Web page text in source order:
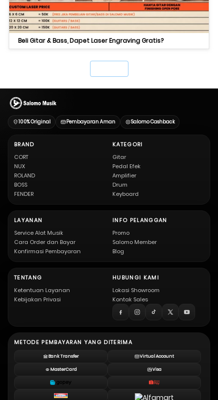
Beli Gitar & Bass, Dapet Laser Engraving Gratis?
100% Original Pembayaran Aman Salomo Cashback
BRAND
CORT
NUX
ROLAND
BOSS
FENDER
KATEGORI
Gitar
Pedal Efek
Amplifier
Drum
Keyboard
LAYANAN
Service Alat Musik
Cara Order dan Bayar
Konfirmasi Pembayaran
INFO PELANGGAN
Promo
Salomo Member
Blog
TENTANG
Ketentuan Layanan
Kebijakan Privasi
HUBUNGI KAMI
Lokasi Showroom
Kontak Sales
METODE PEMBAYARAN YANG DITERIMA
Bank Transfer Virtual Account
MasterCard Visa